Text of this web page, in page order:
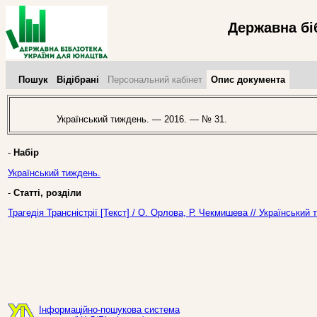
Державна
Пошук Відібрані Персональний кабінет Опис документа
Український тиждень. — 2016. — № 31.
- Набір
Український тиждень.
- Статті, розділи
Трагедія Трансністрії [Текст] / О. Орлова, Р. Чекмишева //
Інформаційно-пошукова система